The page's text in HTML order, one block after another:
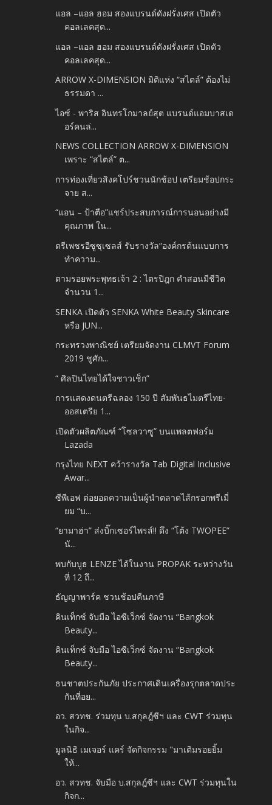
แอล –แอล ฮอม สองแบรนด์ดังฝรั่งเศส เปิดตัว
คอลเลคสุด...
แอล –แอล ฮอม สองแบรนด์ดังฝรั่งเศส เปิดตัว
คอลเลคสุด...
ARROW X-DIMENSION มิติแห่ง “สไตล์” ต้องไม่
ธรรมดา ...
ไอซ์ - พาริส อินทรโกมาลย์สุต แบรนด์แอมบาสเด
อร์คนล่...
NEWS COLLECTION ARROW X-DIMENSION
เพราะ “สไตล์” ต...
การท่องเที่ยวสิงคโปร์ชวนนักช้อป เตรียมช้อปกระ
จาย ส...
“แอน – ป้าตือ”แชร์ประสบการณ์การนอนอย่างมี
คุณภาพ ใน...
ตรีเพชรอีซูซุเซลส์ รับรางวัล“องค์กรต้นแบบการ
ทำความ...
ตามรอยพระพุทธเจ้า 2 : ไตรปิฎก คำสอนมีชีวิต
จำนวน 1...
SENKA เปิดตัว SENKA White Beauty Skincare
หรือ JUN...
กระทรวงพาณิชย์ เตรียมจัดงาน CLMVT Forum
2019 ชูศัก...
“ ศิลปินไทยได้ใจชาวเช็ก”
การแสดงดนตรีฉลอง 150 ปี สัมพันธไมตรีไทย-
ออสเตรีย 1...
เปิดตัวผลิตภัณฑ์ “โซลวาซู” บนแพลตฟอร์ม
Lazada
กรุงไทย NEXT คว้ารางวัล Tab Digital Inclusive
Awar...
ซีพีเอฟ ต่อยอดความเป็นผู้นำตลาดไส้กรอกพรีเมี่
ยม “บ...
“ยามาฮ่า” ส่งบิ๊กเซอร์ไพรส์!! ดึง “โต้ง TWOPEE”
นั...
พบกับบูธ LENZE ได้ในงาน PROPAK ระหว่างวัน
ที่ 12 ถึ...
ธัญญาพาร์ค ชวนช้อปคืนภาษี
คินเท็กซ์ จับมือ ไอซีเว็กซ์ จัดงาน “Bangkok
Beauty...
คินเท็กซ์ จับมือ ไอซีเว็กซ์ จัดงาน “Bangkok
Beauty...
ธนชาตประกันภัย ประกาศเดินเครื่องรุกตลาดประ
กันที่อย...
อว. สวทช. ร่วมทุน บ.สกุลฎ์ซีฯ และ CWT ร่วมทุน
ในกิจ...
มูลนิธิ เมเจอร์ แคร์ จัดกิจกรรม "มาเติมรอยยิ้ม
ให้...
อว. สวทช. จับมือ บ.สกุลฎ์ซีฯ และ CWT ร่วมทุนใน
กิจก...